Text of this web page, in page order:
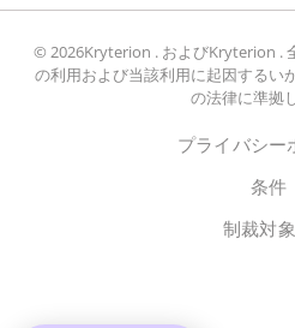
© 2026Kryterion . およびKryterion .
の利用および当該利用に起因するい
の法律に準拠
プライバシー
条件
制裁対